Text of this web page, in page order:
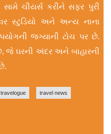
સામે ચીયર્સ કરીને સફર પુરી
સ્ટુડિયો અને અન્ય નાના
જગ્યાની ટોચ પર છે.
જે ઘરની અંદર અને બાહારની
travelogue travel news